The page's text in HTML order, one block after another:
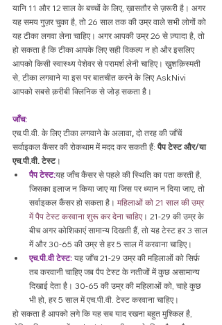
यानि 11 और 12 साल के बच्चों के लिए, ख़ासतौर से ज़रूरी है। अगर
यह समय गुज़र चुका है, तो 26 साल तक की उम्र वाले सभी लोगों को
यह टीका लगवा लेना चाहिए। अगर आपकी उम्र 26 से ज़्यादा है, तो
हो सकता है कि टीका आपके लिए सही विकल्प न हो और इसलिए
आपको किसी स्वास्थ्य पेशेवर से परामर्श लेनी चाहिए। ख़ुशक़िस्मती
से, टीका लगवाने या इस पर बातचीत करने के लिए AskNivi
आपको सबसे क़रीबी क्लिनिक से जोड़ सकता है।
जाँच:
एच.पी.वी. के लिए टीका लगवाने के अलावा, दो तरह की जाँचें
सर्वाइकल कैंसर की रोकथाम में मदद कर सकती हैं: पैप टेस्ट और/या
एच.पी.वी. टेस्ट।
पैप टेस्ट:यह जाँच कैंसर से पहले की स्थिति का पता करती है,
जिसका इलाज न किया जाए या जिस पर ध्यान न दिया जाए, तो
सर्वाइकल कैंसर हो सकता है। महिलाओं को 21 साल की उम्र
में पैप टेस्ट करवाना शुरू कर देना चाहिए। 21-29 की उम्र के
बीच अगर कोशिकाएं सामान्य दिखती हैं, तो यह टेस्ट हर 3 साल
में और 30-65 की उम्र से हर 5 साल में करवाना चाहिए।
एच.पी.वी टेस्ट: यह जाँच 21-29 उम्र की महिलाओं को सिर्फ़
तब करवानी चाहिए जब पैप टेस्ट के नतीजों में कुछ असामान्य
दिखाई देता है। 30-65 की उम्र की महिलाओं को, चाहे कुछ
भी हो, हर 5 साल में एच.पी.वी. टेस्ट करवाना चाहिए।
हो सकता है आपको लगे कि यह सब याद रखना बहुत मुश्किल है,